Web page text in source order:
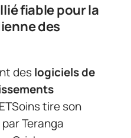
fiable pour la
des
deslogiciels de
tire son
Teranga